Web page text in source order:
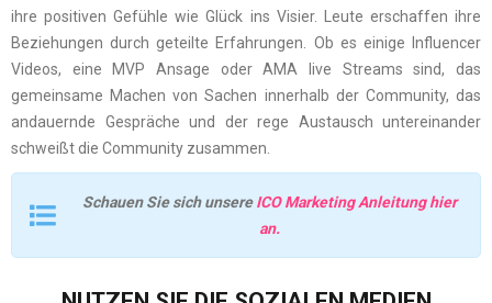
ihre positiven Gefühle wie Glück ins Visier. Leute erschaffen ihre
Beziehungen durch geteilte Erfahrungen. Ob es einige Influencer
Videos, eine MVP Ansage oder AMA live Streams sind, das
gemeinsame Machen von Sachen innerhalb der Community, das
andauernde Gespräche und der rege Austausch untereinander
schweißt die Community zusammen.
Schauen Sie sich unsereICO Marketing Anleitung hier
an.